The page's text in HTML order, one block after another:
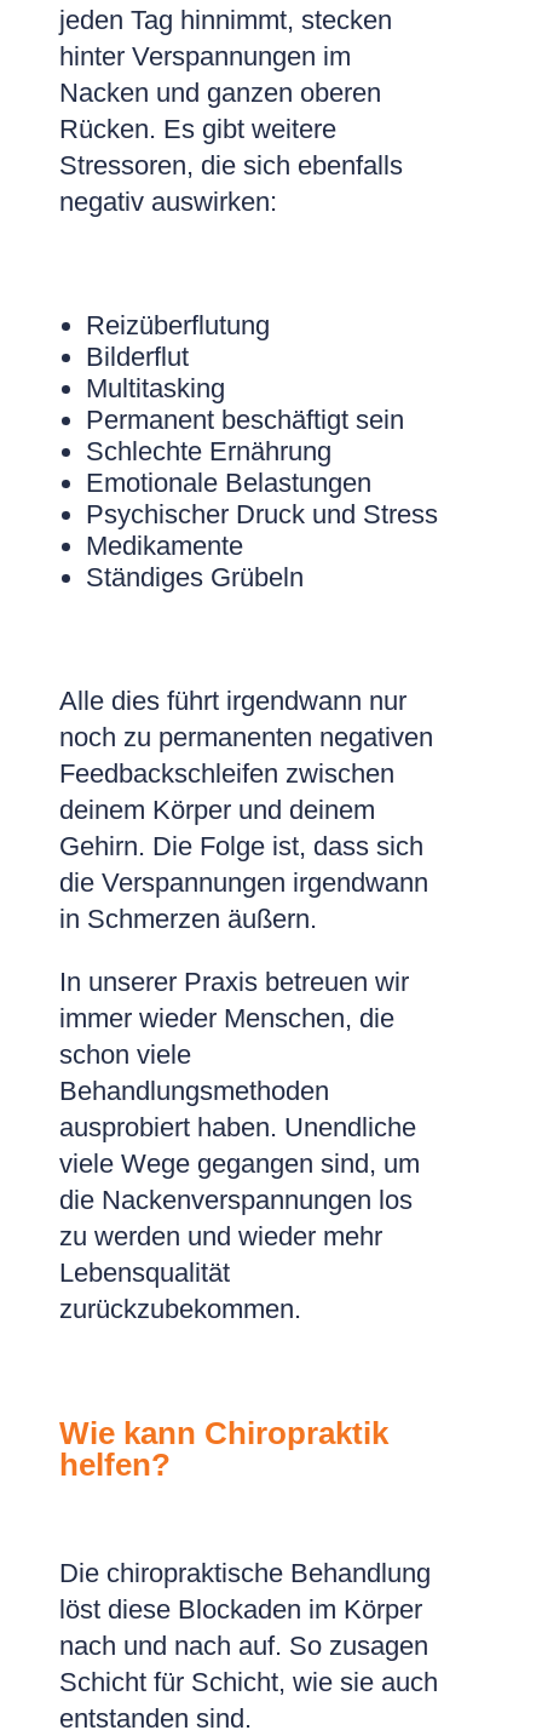
jeden Tag hinnimmt, stecken
hinter Verspannungen im
Nacken und ganzen oberen
Rücken. Es gibt weitere
Stressoren, die sich ebenfalls
negativ auswirken:
Reizüberflutung
Bilderflut
Multitasking
Permanent beschäftigt sein
Schlechte Ernährung
Emotionale Belastungen
Psychischer Druck und Stress
Medikamente
Ständiges Grübeln
Alle dies führt irgendwann nur
noch zu permanenten negativen
Feedbackschleifen zwischen
deinem Körper und deinem
Gehirn. Die Folge ist, dass sich
die Verspannungen irgendwann
in Schmerzen äußern.
In unserer Praxis betreuen wir
immer wieder Menschen, die
schon viele
Behandlungsmethoden
ausprobiert haben. Unendliche
viele Wege gegangen sind, um
die Nackenverspannungen los
zu werden und wieder mehr
Lebensqualität
zurückzubekommen.
Wie kann Chiropraktik
helfen?
Die chiropraktische Behandlung
löst diese Blockaden im Körper
nach und nach auf. So zusagen
Schicht für Schicht, wie sie auch
entstanden sind.